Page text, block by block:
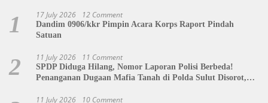
1 17 July 2026 12 Comment
Dandim 0906/kkr Pimpin Acara Korps Raport Pindah
Satuan
2 11 July 2026 11 Comment
SPDP Diduga Hilang, Nomor Laporan Polisi Berbeda!
Penanganan Dugaan Mafia Tanah di Polda Sulut Disorot,
11 July 2026 10 Comment